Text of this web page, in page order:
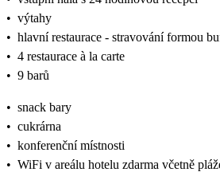
• výtahy
• hlavní restaurace - stravování formou
• 4 restaurace à la carte
• 9 barů
• snack bary
• cukrárna
• konferenční místnosti
• WiFi v areálu hotelu zdarma včetně